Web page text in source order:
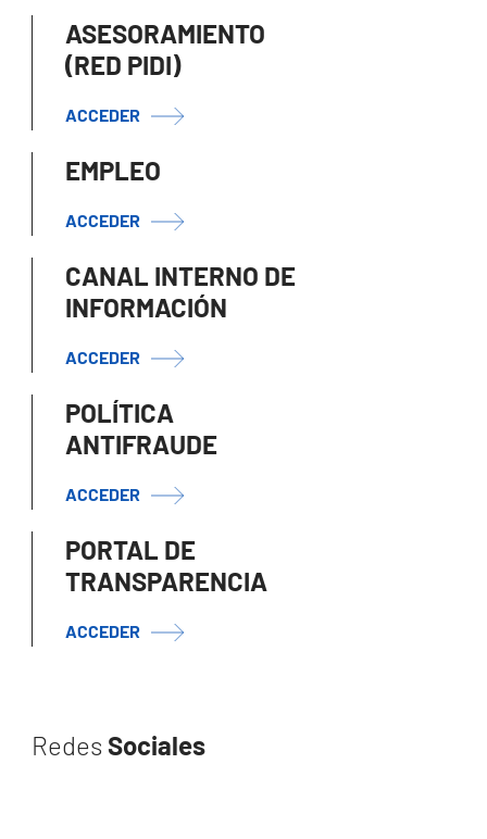
ASESORAMIENTO
(RED PIDI)
ACCEDER
EMPLEO
ACCEDER
CANAL INTERNO DE
INFORMACIÓN
ACCEDER
POLÍTICA
ANTIFRAUDE
ACCEDER
PORTAL DE
TRANSPARENCIA
ACCEDER
Redes Sociales